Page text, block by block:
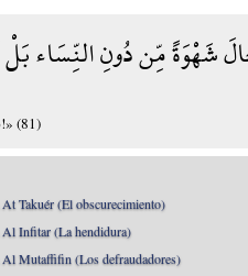
شَهْوَةً مِّن دُونِ النِّسَاء
(81)
Takuér (El obscurecimiento)
Al Infitar (La hendidura)
Al Mutaffifin (Los defraudadores)